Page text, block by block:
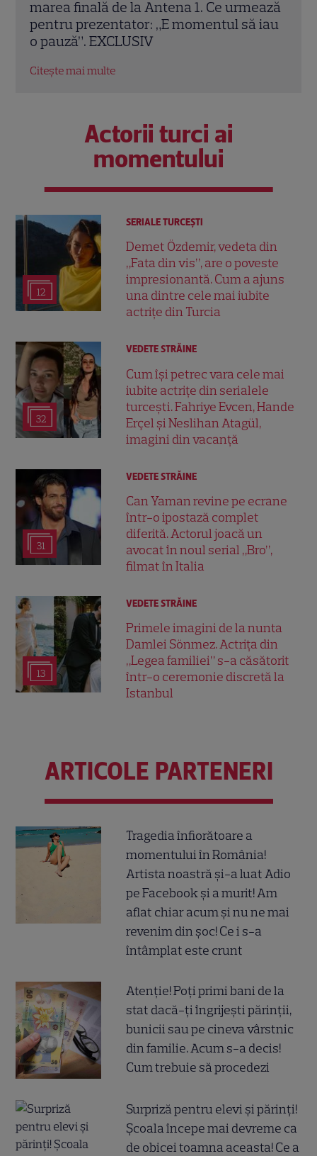
finala Survivor! Ce spune despre Lucian
Popa și singurul lui duel real, cel cu Aris
Eram
Citește mai multe
Actorii turci ai
momentului
12
SERIALE TURCEŞTI
Demet Özdemir, vedeta din
„Fata din vis”, are o poveste
impresionantă. Cum a ajuns
una dintre cele mai iubite
actrițe din Turcia
32
VEDETE STRĂINE
Cum își petrec vara cele mai
iubite actrițe din serialele
turcești. Fahriye Evcen, Hande
Erçel și Neslihan Atagül,
imagini din vacanță
31
VEDETE STRĂINE
Can Yaman revine pe ecrane
într-o ipostază complet
diferită. Actorul joacă un
avocat în noul serial „Bro”,
filmat în Italia
13
VEDETE STRĂINE
Primele imagini de la nunta
Damlei Sönmez. Actrița din
„Legea familiei” s-a căsătorit
într-o ceremonie discretă la
Istanbul
ARTICOLE PARTENERI
Tragedia înfiorătoare a
momentului în România!
Artista noastră și-a luat Adio
pe Facebook și a murit! Am
aflat chiar acum și nu ne mai
revenim din șoc! Ce i s-a
întâmplat este crunt
Atenție! Poți primi bani de la
stat dacă-ți îngrijești părinții,
bunicii sau pe cineva vârstnic
din familie. Acum s-a decis!
Cum trebuie să procedezi
Surpriză pentru elevi și părinți!
Școala începe mai devreme ca
de obicei toamna aceasta! Ce a